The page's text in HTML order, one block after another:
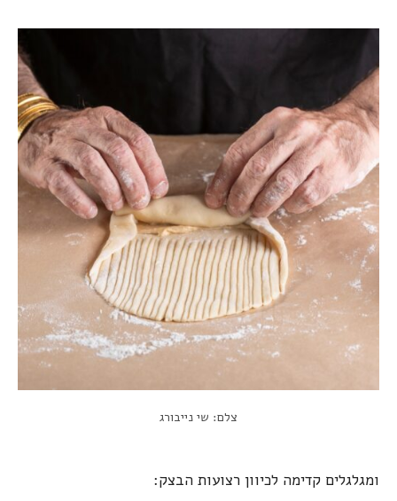
צלם: שי נייבורג
ומגלגלים קדימה לכיוון רצועות הבצק: